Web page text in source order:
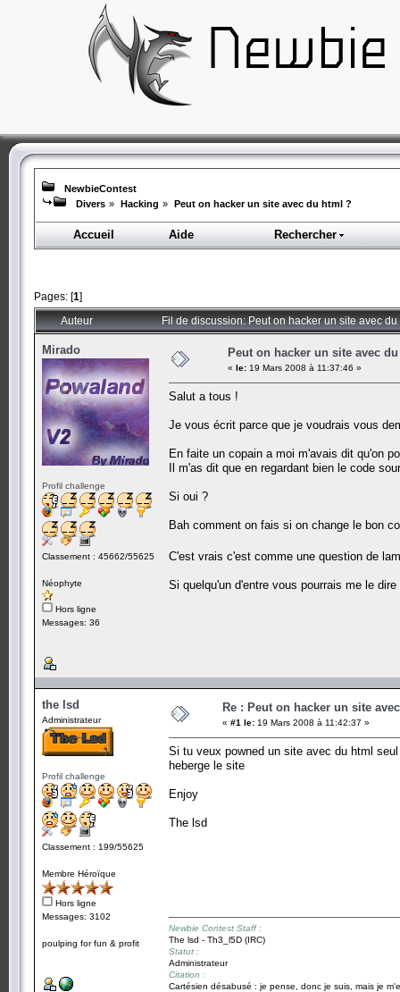
NewbieContest
Divers » Hacking » Peut on hacker un site avec du html ?
Accueil Aide Rechercher
Pages: [1]
Auteur Fil de discussion: Peut on hacker un site avec
Mirado
Profil challenge
Classement : 45662/55625
Néophyte
Hors ligne
Messages: 36
Peut on hacker un site avec
« le: 19 Mars 2008 à 11:37:46 »
Salut a tous !
Je vous écrit parce que je voudrais vous
En faite un copain a moi m'avais dit qu'on
Il m'as dit que en regardant bien le code
Si oui ?
Bah comment on fais si on change le bon
C'est vrais c'est comme une question de
Si quelqu'un d'entre vous pourrais me le
the lsd
Administrateur
Profil challenge
Classement : 199/55625
Membre Héroïque
Hors ligne
Messages: 3102
poulping for fun & profit
Re : Peut on hacker un site
« #1 le: 19 Mars 2008 à 11:42:37 »
Si tu veux powned un site avec du html
heberge le site
Enjoy
The lsd
Newbie Contest Staff :
The lsd - Th3_l5D (IRC)
Statut :
Administrateur
Citation :
Cartésien désabusé : je pense, donc je suis, mais je